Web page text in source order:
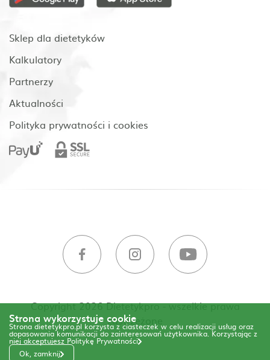
Sklep dla dietetyków
Kalkulatory
Partnerzy
Aktualności
Polityka prywatności i cookies
Copyright 2026 Dietetykpro - wszelkie prawa
zastrzeżone
Strona wykorzystuje cookie
Strona dietetykpro.pl korzysta z ciasteczek w celu realizacji usług oraz
dopasowania komunikacji do zainteresowań użytkownika. Korzystając z
niej akceptujesz Politykę Prywatności
Ok, zamknij